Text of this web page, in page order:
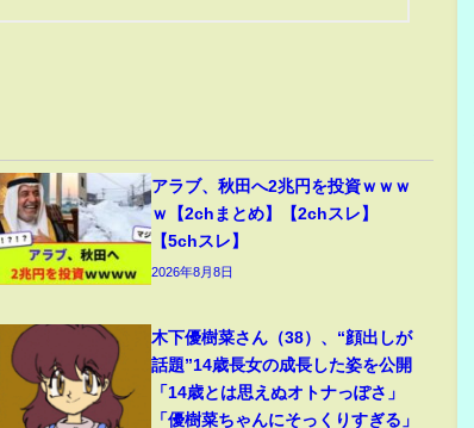
アラブ、秋田へ2兆円を投資ｗｗｗ
ｗ【2chまとめ】【2chスレ】
【5chスレ】
2026年8月8日
木下優樹菜さん（38）、“顔出しが
話題”14歳長女の成長した姿を公開
「14歳とは思えぬオトナっぽさ」
「優樹菜ちゃんにそっくりすぎる」